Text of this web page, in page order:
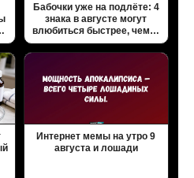
Бабочки уже на подлёте: 4
знака в августе могут
влюбиться быстрее, чем…
Интернет мемы на утро 9
августа и лошади